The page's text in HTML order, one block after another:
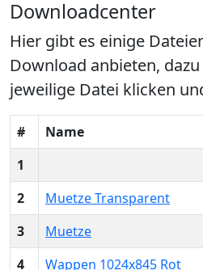
Downloadcenter
Hier gibt es einige
Download anbieten,
jeweilige Datei klicken
# Name
1
2
Muetze Transparent
3
Muetze
4
Wappen 1024x845 Rot